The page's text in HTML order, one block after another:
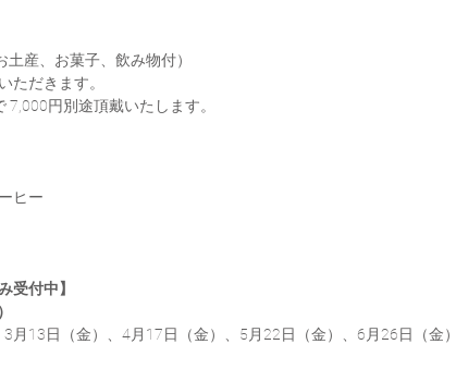
産、お菓子、飲み物付）
ただきます。
円別途頂戴いたします。
ヒー
受付中】
月13日（金）、4月17日（金）、5月22日（金）、6月26日（金）